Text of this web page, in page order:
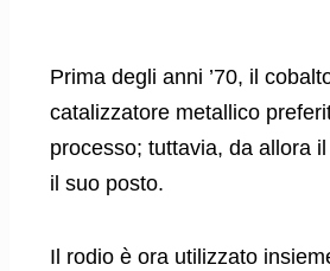
Prima degli anni ’70, il
catalizzatore metallico
processo; tuttavia, da allora
il suo posto.
Il rodio è ora utilizzato